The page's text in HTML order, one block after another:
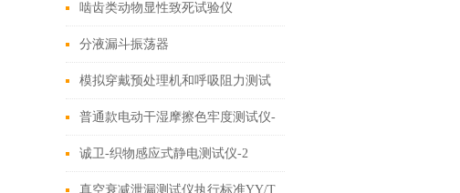
啮齿类动物显性致死试验仪
分液漏斗振荡器
模拟穿戴预处理机和呼吸阻力测试
仪一样吗？
普通款电动干湿摩擦色牢度测试仪-
单工位
诚卫-织物感应式静电测试仪-2
真空衰减泄漏测试仪执行标准YY/T